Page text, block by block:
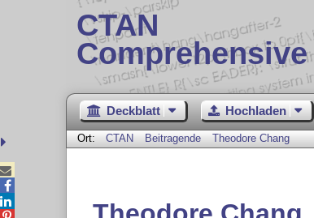
CTAN
Comprehensive
Deckblatt Hochladen
Ort: CTAN Beitragende Theodore Chang

